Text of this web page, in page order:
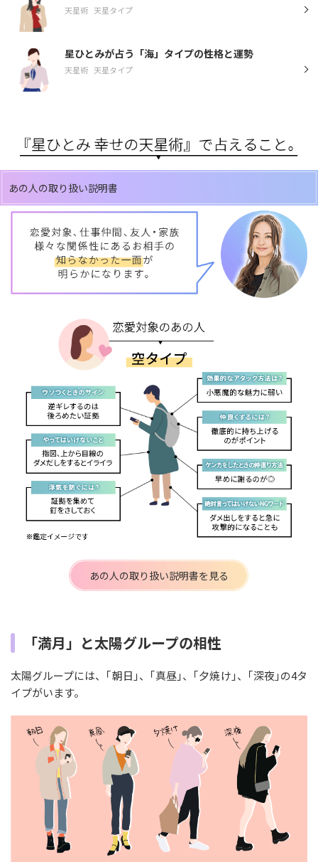
天星術 天星タイプ
星ひとみが占う「海」タイプの性格と運勢
天星術 天星タイプ
あの人の取り扱い説明書
あの人の取り扱い説明書を見る
「満月」と太陽グループの相性
太陽グループには、｢朝日｣、｢真昼｣、｢夕焼け｣、｢深夜｣の4タ
イプがいます。